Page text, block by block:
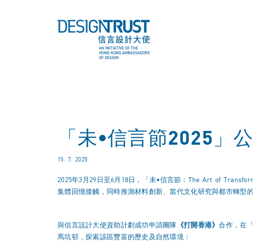
「未•信言節2025」
15. 7. 2025
2025年3月29日至6月18日，「未•信言節：The Art of
集體回憶接觸，同時推測材料創新、當代文化研究與都市轉型
與信言設計大使資助計劃成功申請團隊 《打開香港》合作，在
馬坑邨，探索該區豐富的歷史及自然環境：